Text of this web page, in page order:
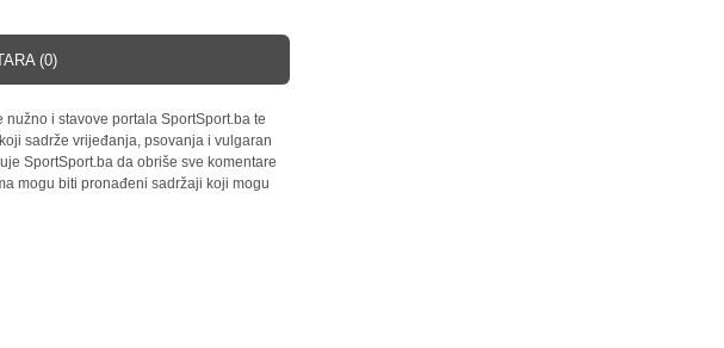
(0)
i stavove portala SportSport.ba te
sadrže vrijeđanja, psovanja i vulgaran
SportSport.ba da obriše sve komentare
mogu biti pronađeni sadržaji koji mogu